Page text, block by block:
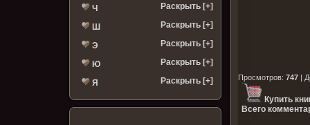
Ч Раскрыть [+]
Ш Раскрыть [+]
Э Раскрыть [+]
Ю Раскрыть [+]
Я Раскрыть [+] Просмотров:747 |
Купить
Всего